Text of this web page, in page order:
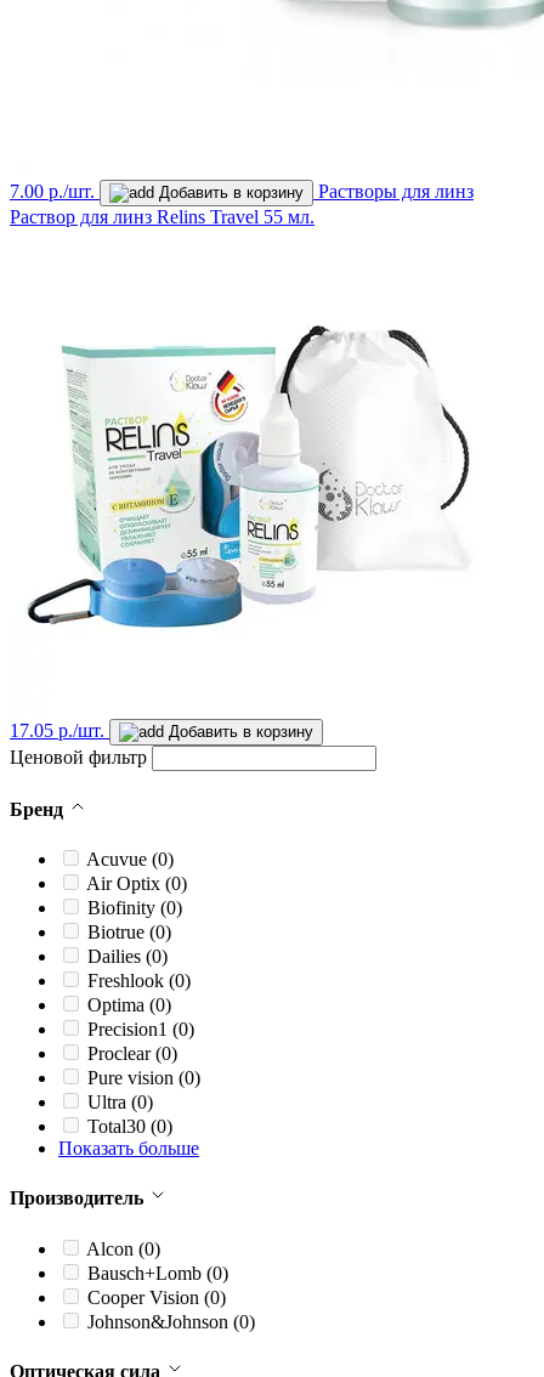
7.00 р./шт. Добавить в корзину
Растворы для линз
Раствор для линз Relins Travel 55 мл.
17.05 р./шт. Добавить в корзину
Ценовой фильтр
Бренд
Acuvue (0)
Air Optix (0)
Biofinity (0)
Biotrue (0)
Dailies (0)
Freshlook (0)
Optima (0)
Precision1 (0)
Proclear(0)
Pure vision (0)
Ultra (0)
Total30 (0)
Показать больше
Производитель
Alcon (0)
Bausch+Lomb (0)
Cooper Vision (0)
Johnson&Johnson (0)
Оптическая сила